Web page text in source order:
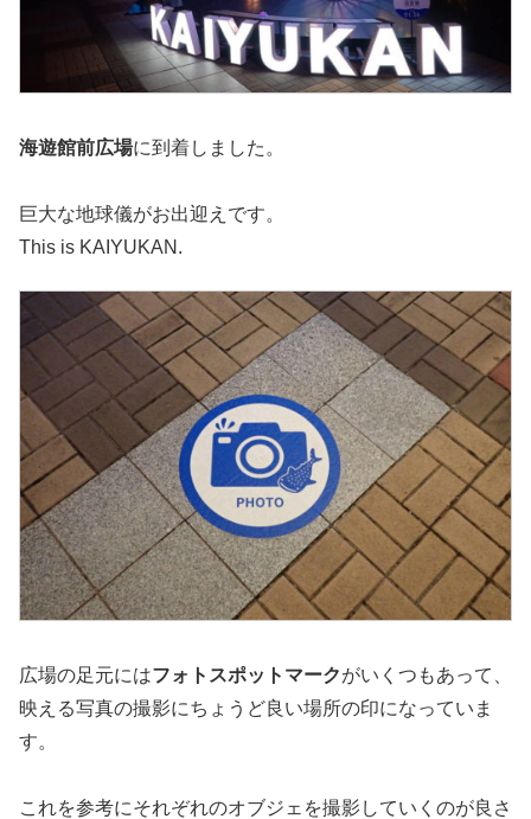
海遊館前広場に到着しました。
巨大な地球儀がお出迎えです。
This is KAIYUKAN.
広場の足元にはフォトスポットマークがいくつもあって、
映える写真の撮影にちょうど良い場所の印になっていま
す。
これを参考にそれぞれのオブジェを撮影していくのが良さ